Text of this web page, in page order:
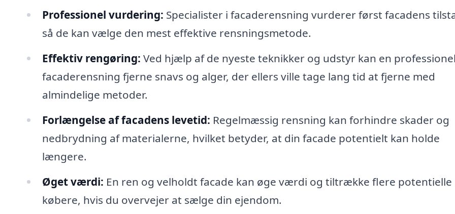
Professionel vurdering: Specialister i facaderensning vurderer først facadens
så de kan vælge den mest effektive rensningsmetode.
Effektiv rengøring: Ved hjælp af de nyeste teknikker og udstyr kan en professionel
facaderensning fjerne snavs og alger, der ellers ville tage lang tid at fjerne med
almindelige metoder.
Forlængelse af facadens levetid: Regelmæssig rensning kan forhindre skader og
nedbrydning af materialerne, hvilket betyder, at din facade potentielt kan holde
længere.
Øget værdi: En ren og velholdt facade kan øge værdi og tiltrække flere potentielle
købere, hvis du overvejer at sælge din ejendom.